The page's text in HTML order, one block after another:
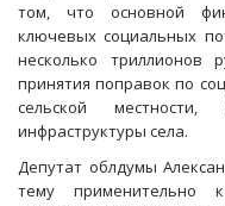
том, что основной
ключевых социальных
несколько триллионов
принятия поправок по
сельской
инфраструктуры села.
Депутат облдумы
тему применительно